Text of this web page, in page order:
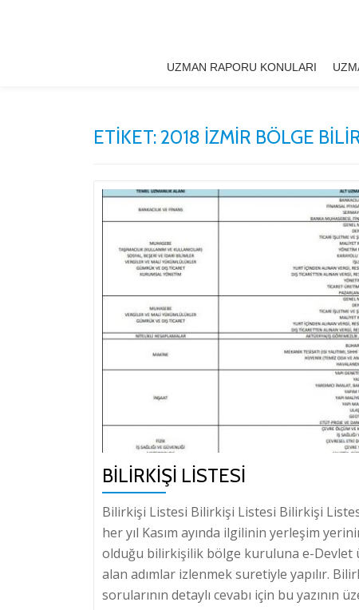
UZMAN RAPORU KONULARI
ETIKET: 2018 İZMIR BÖLGE
BILIRKIŞI LISTESI
Bilirkişi Listesi Bilirkişi Listesi Bilirkişi
her yıl Kasım ayında ilgilinin yerleşim
olduğu bilirkişilik bölge kuruluna e-Devlet
alan adımlar izlenmek suretiyle yapılır.
sorularının detaylı cevabı için bu yazının